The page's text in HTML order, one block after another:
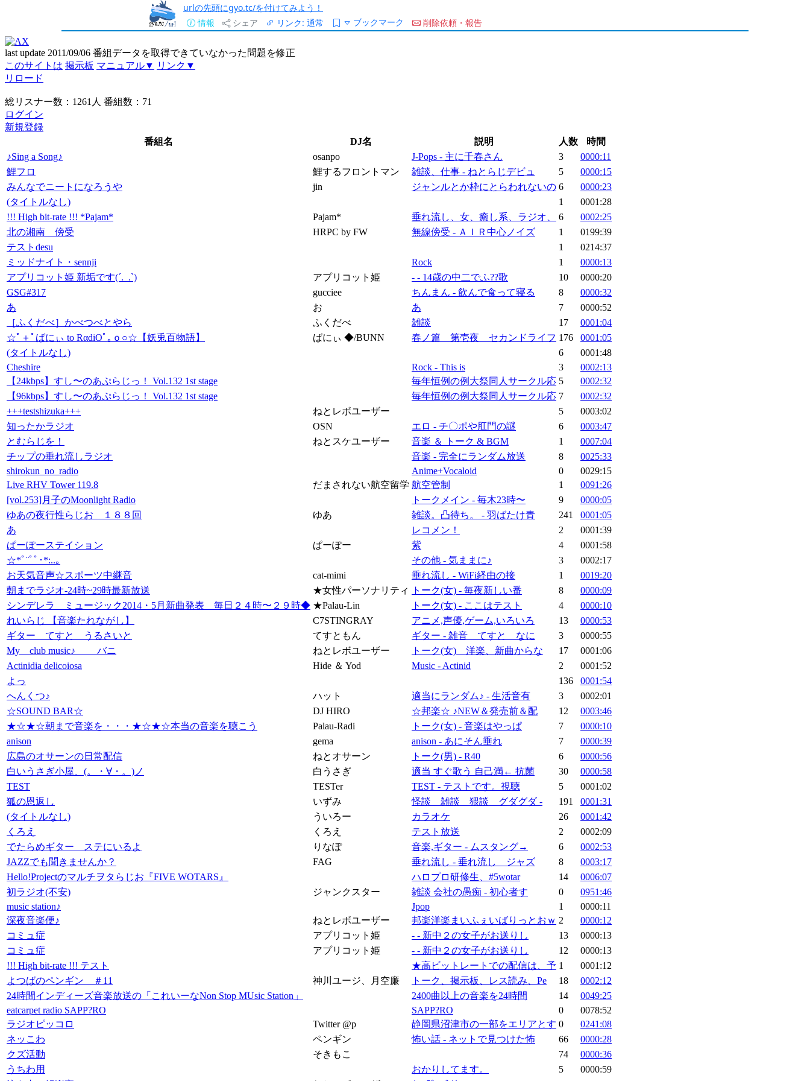
urlの先頭にgyo.tc/を付けてみよう！
情報
シェア リンク: 通常 ブックマーク 削除依頼・報告